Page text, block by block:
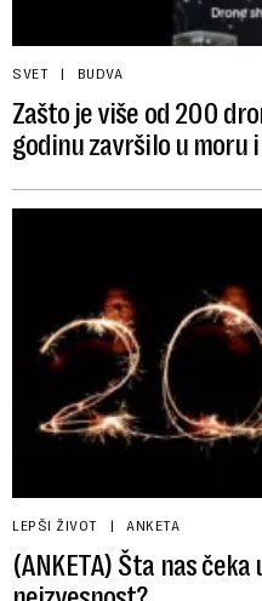
SVET BUDVA
Zašto je više od 200
godinu završilo u moru
LEPŠI ŽIVOT ANKETA
(ANKETA) Šta nas